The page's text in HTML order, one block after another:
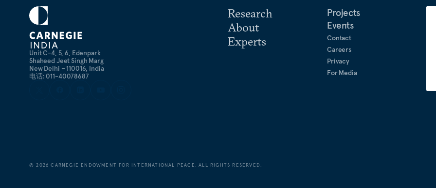
Unit C-4, 5, 6, Edenpark
Shaheed Jeet Singh Marg
New Delhi – 110016, India
电话: 011-40078687
Research
About
Experts
Projects
Events
Contact
Careers
Privacy
For Media
©2026 CARNEGIE ENDOWMENT FOR INTERNATIONAL PEACE. ALL RIGHTS RESERVED.